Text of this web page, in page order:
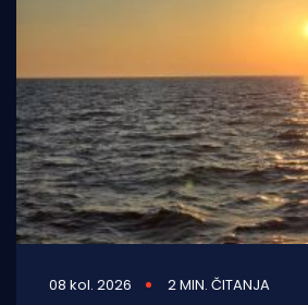
08 kol. 2026 2 MIN. ČITANJA